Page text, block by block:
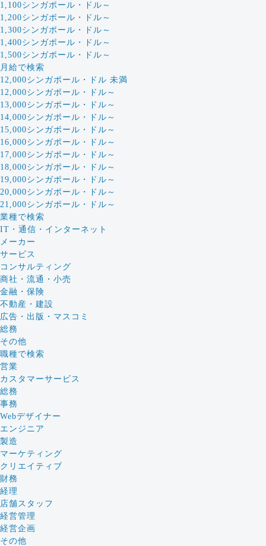
1,100シンガポール・ドル～
1,200シンガポール・ドル～
1,300シンガポール・ドル～
1,400シンガポール・ドル～
1,500シンガポール・ドル～
月給で検索
12,000シンガポール・ドル 未満
12,000シンガポール・ドル～
13,000シンガポール・ドル～
14,000シンガポール・ドル～
15,000シンガポール・ドル～
16,000シンガポール・ドル～
17,000シンガポール・ドル～
18,000シンガポール・ドル～
19,000シンガポール・ドル～
20,000シンガポール・ドル～
21,000シンガポール・ドル～
業種で検索
IT・通信・インターネット
メーカー
サービス
コンサルティング
商社・流通・小売
金融・保険
不動産・建設
広告・出版・マスコミ
総務
その他
職種で検索
営業
カスタマーサービス
総務
事務
Webデザイナー
エンジニア
製造
マーケティング
クリエイティブ
財務
経理
店舗スタッフ
経営管理
経営企画
その他